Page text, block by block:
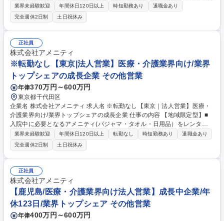
抱えるお困りごとヒヤリングし、当社のサービス（アメニティセットのレ
ンタル/人材紹介・人材派遣）をご提案いただきます。 【アメニティセッ
トの提案】入院中に必要なアメニティ（パジャマ・タオル・日用品）のレ
ンタルサービスを病院・介護施設向けに提案いただきます。 【人材営業】
介護士や看護助手など医療業界に特化した人材の紹介・派遣をお任せいた
します。企業の求める人材の提案、紹介、採用プロセスの設計・フォロー
を行い、業務負担や人材不足等の課題を解決していただきます。 募集職種
【大阪｜医療・介護業界向け法人営業】成長中企業/年休123日/業界トップ
シェア
業界未経験歓迎 年間休日120日以上 時短勤務あり
退職金あり
完全週休2日制
土日祝休み
正社員
株式会社アメニティ
※転勤なし【東京|法人営業】医療・介護業界向け/業界
トップシェアの成長企業 その他営業
年俸370万円～600万円
東京都千代田区
企業名 株式会社アメニティ 求人名 ※転勤なし【東京｜法人営業】医療・
介護業界向け/業界トップシェアの成長企業 仕事の内容 【地域限定型】■
入院中に必要となるアメニティ(パジャマ・タオル・日用品）をレンタル
するアメニティサポートシステムを提供している当社にて、病院・介護施
設向けの提案営業をお任せ致します。 アメニティのレンタルサービスの提
案だけでなく、人材派遣・紹介等幅広く事業展開しているため、多角的に
提案ができることもポイントの一つです。社会貢献性も高く、今後の高齢
化社会において成長が見込める産業です。 また、病院や介護施設の業務軽
減に貢献する事で、患者様、利用者様へのサービス向上に直結する為、大
変やりがいのあるお仕事です。 ★2007年の設立以来、従業員数2,600名を
超える企業に成長した優良企業！ 募集職種 ※転勤なし【東京｜法人営
業】医療・介護業界向け/業界トップシェアの成長企業
業界未経験歓迎 年間休日120日以上 転勤なし 時短勤務あり
退職金あり
完全週休2日制
土日祝休み
正社員
株式会社アメニティ
【鹿児島/医療・介護業界向け法人営業】成長中企業/年
休123日/業界トップシェア その他営業
年俸400万円～600万円